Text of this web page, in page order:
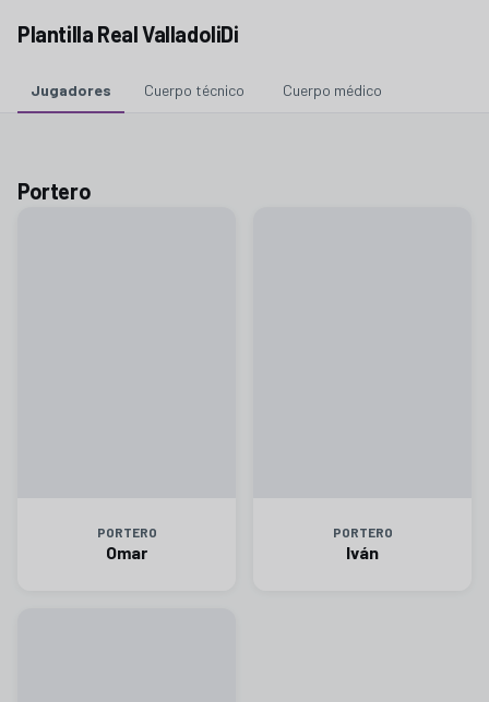
Plantilla Real ValladoliDi
Jugadores Cuerpo técnico Cuerpo médico
Portero
PORTERO
Omar
PORTERO
Iván